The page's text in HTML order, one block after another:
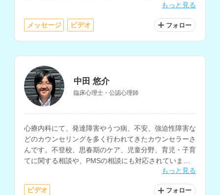
もっと見る
メッセージ ビデオ フォロー
中田 悠介
臨床心理士・公認心理師
心療内科にて、発達障害やうつ病、不安、強迫性障害な
どのカウンセリングを多く行われてきたカウンセラーさ
んです。不登校、思春期のケア、児童分野、育児・子育
てに関する相談や、PMSの相談にも対応されていま
もっと見る
ビデオ フォロー